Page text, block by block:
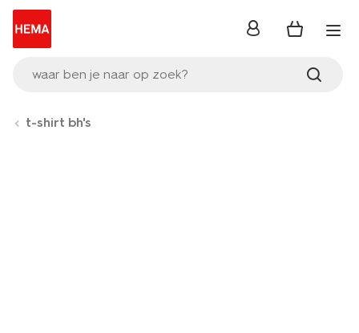
waar ben je naar op zoek?
inloggen
t-shirt bh's